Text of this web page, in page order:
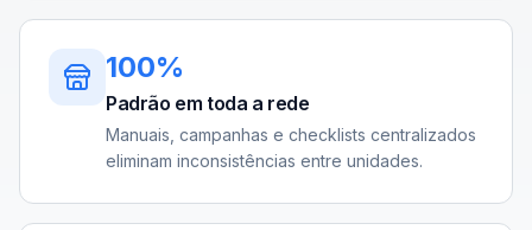
100%
Padrão em toda a rede
Manuais, campanhas e checklists centralizados
eliminam inconsistências entre unidades.